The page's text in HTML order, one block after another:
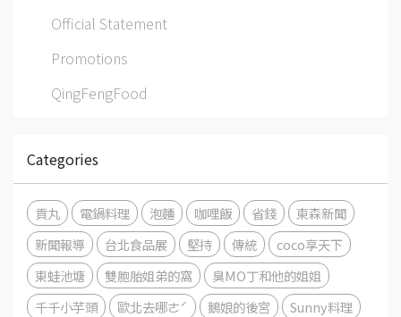
Official Statement
Promotions
QingFengFood
Categories
貢丸 電鍋料理 泡麵 咖哩飯 省錢
東森新聞
新聞報導
台北食品展 堅持 傳統
coco享天下
東蛙池塘
雙胞胎姐弟的窩
臭MO丁和他的姐姐
千千小芋頭
歐北去哪ㄜˊ 鵝娘的後宮
Sunny料理